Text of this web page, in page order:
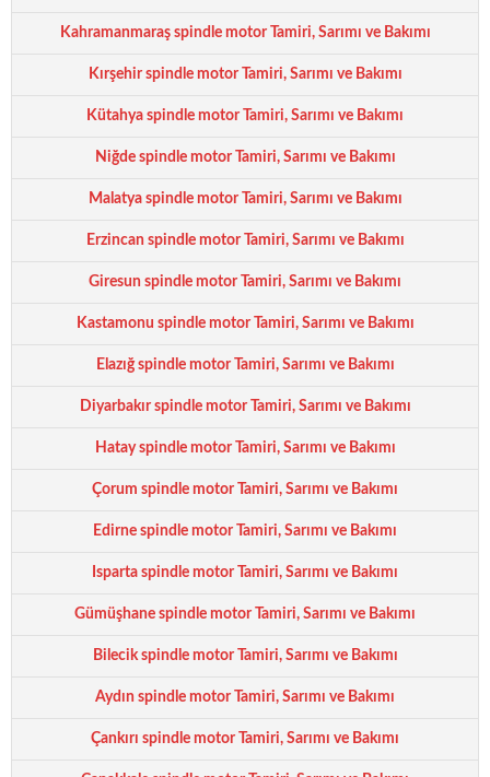
Kahramanmaraş spindle motor Tamiri, Sarımı ve Bakımı
Kırşehir spindle motor Tamiri, Sarımı ve Bakımı
Kütahya spindle motor Tamiri, Sarımı ve Bakımı
Niğde spindle motor Tamiri, Sarımı ve Bakımı
Malatya spindle motor Tamiri, Sarımı ve Bakımı
Erzincan spindle motor Tamiri, Sarımı ve Bakımı
Giresun spindle motor Tamiri, Sarımı ve Bakımı
Kastamonu spindle motor Tamiri, Sarımı ve Bakımı
Elazığ spindle motor Tamiri, Sarımı ve Bakımı
Diyarbakır spindle motor Tamiri, Sarımı ve Bakımı
Hatay spindle motor Tamiri, Sarımı ve Bakımı
Çorum spindle motor Tamiri, Sarımı ve Bakımı
Edirne spindle motor Tamiri, Sarımı ve Bakımı
Isparta spindle motor Tamiri, Sarımı ve Bakımı
Gümüşhane spindle motor Tamiri, Sarımı ve Bakımı
Bilecik spindle motor Tamiri, Sarımı ve Bakımı
Aydın spindle motor Tamiri, Sarımı ve Bakımı
Çankırı spindle motor Tamiri, Sarımı ve Bakımı